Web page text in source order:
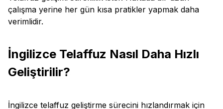
çalışma yerine her gün kısa pratikler yapmak daha
verimlidir.
İngilizce Telaffuz Nasıl Daha Hızlı
Geliştirilir?
İngilizce telaffuz geliştirme sürecini hızlandırmak için